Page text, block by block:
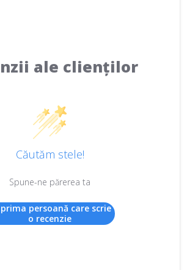
ale clienților
Căutăm stele!
Spune-ne părerea ta
persoană care scrie
o recenzie